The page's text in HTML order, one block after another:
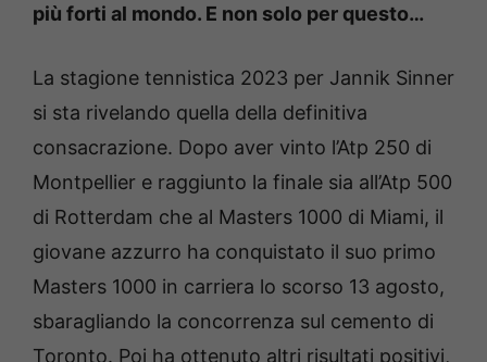
più forti al mondo. E non solo per questo…
La stagione tennistica 2023 per Jannik Sinner
si sta rivelando quella della definitiva
consacrazione. Dopo aver vinto l’Atp 250 di
Montpellier e raggiunto la finale sia all’Atp 500
di Rotterdam che al Masters 1000 di Miami, il
giovane azzurro ha conquistato il suo primo
Masters 1000 in carriera lo scorso 13 agosto,
sbaragliando la concorrenza sul cemento di
Toronto. Poi ha ottenuto altri risultati positivi,